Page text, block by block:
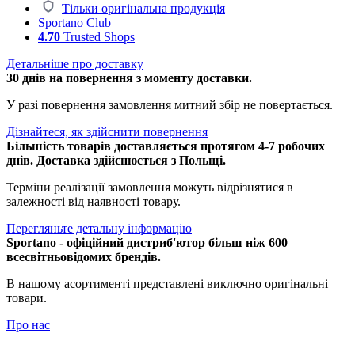
Тільки оригінальна продукція
Sportano Club
4.70 Trusted Shops
Детальніше про доставку
30 днів на повернення з моменту доставки.
У разі повернення замовлення митний збір не повертається.
Дізнайтеся, як здійснити повернення
Більшість товарів доставляється протягом 4-7 робочих
днів. Доставка здійснюється з Польщі.
Терміни реалізації замовлення можуть відрізнятися в
залежності від наявності товару.
Перегляньте детальну інформацію
Sportano - офіційний дистриб'ютор більш ніж 600
всесвітньовідомих брендів.
В нашому асортименті представлені виключно оригінальні
товари.
Про нас